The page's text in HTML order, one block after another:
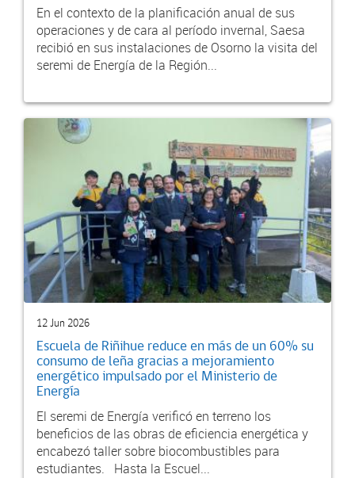
En el contexto de la planificación anual de sus
operaciones y de cara al período invernal, Saesa
recibió en sus instalaciones de Osorno la visita del
seremi de Energía de la Región...
12 Jun 2026
Escuela de Riñihue reduce en más de un 60% su
consumo de leña gracias a mejoramiento
energético impulsado por el Ministerio de
Energía
El seremi de Energía verificó en terreno los
beneficios de las obras de eficiencia energética y
encabezó taller sobre biocombustibles para
estudiantes. Hasta la Escuel...